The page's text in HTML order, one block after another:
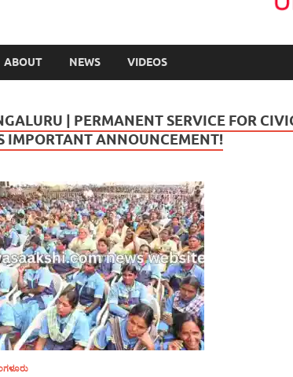
ABOUT NEWS VIDEOS
| PERMANENT SERVICE FOR
IMPORTANT ANNOUNCEMENT!